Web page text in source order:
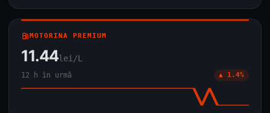
local_gas_stationMOTORINA PREMIUM
11.44lei/L
12 h în urmă ▲ 1.4%